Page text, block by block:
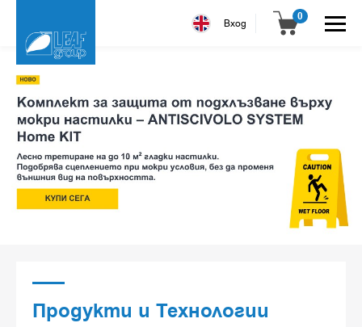
Вход 0
Продукти и Технологии